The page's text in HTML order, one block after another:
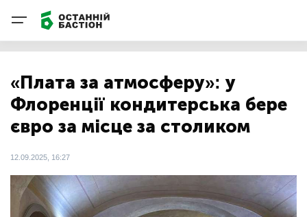
«Плата за атмосферу»: у
Флоренції кондитерська бере
євро за місце за столиком
12.09.2025, 16:27